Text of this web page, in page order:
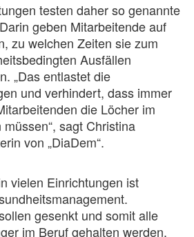
testen daher so genannte
geben Mitarbeitende auf
zu welchen Zeiten sie zum
Ausfällen
„Das entlastet die
und verhindert, dass immer
die Löcher im
sagt Christina
von „DiaDem“.
vielen Einrichtungen ist
gesenkt und somit alle
im Beruf gehalten werden.